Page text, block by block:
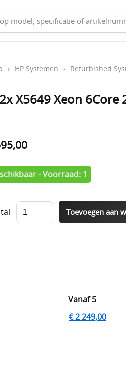
› HP Systemen › Refurbished
X5649 Xeon
- Voorraad: 1
Vanaf 5
€ 2 249,00